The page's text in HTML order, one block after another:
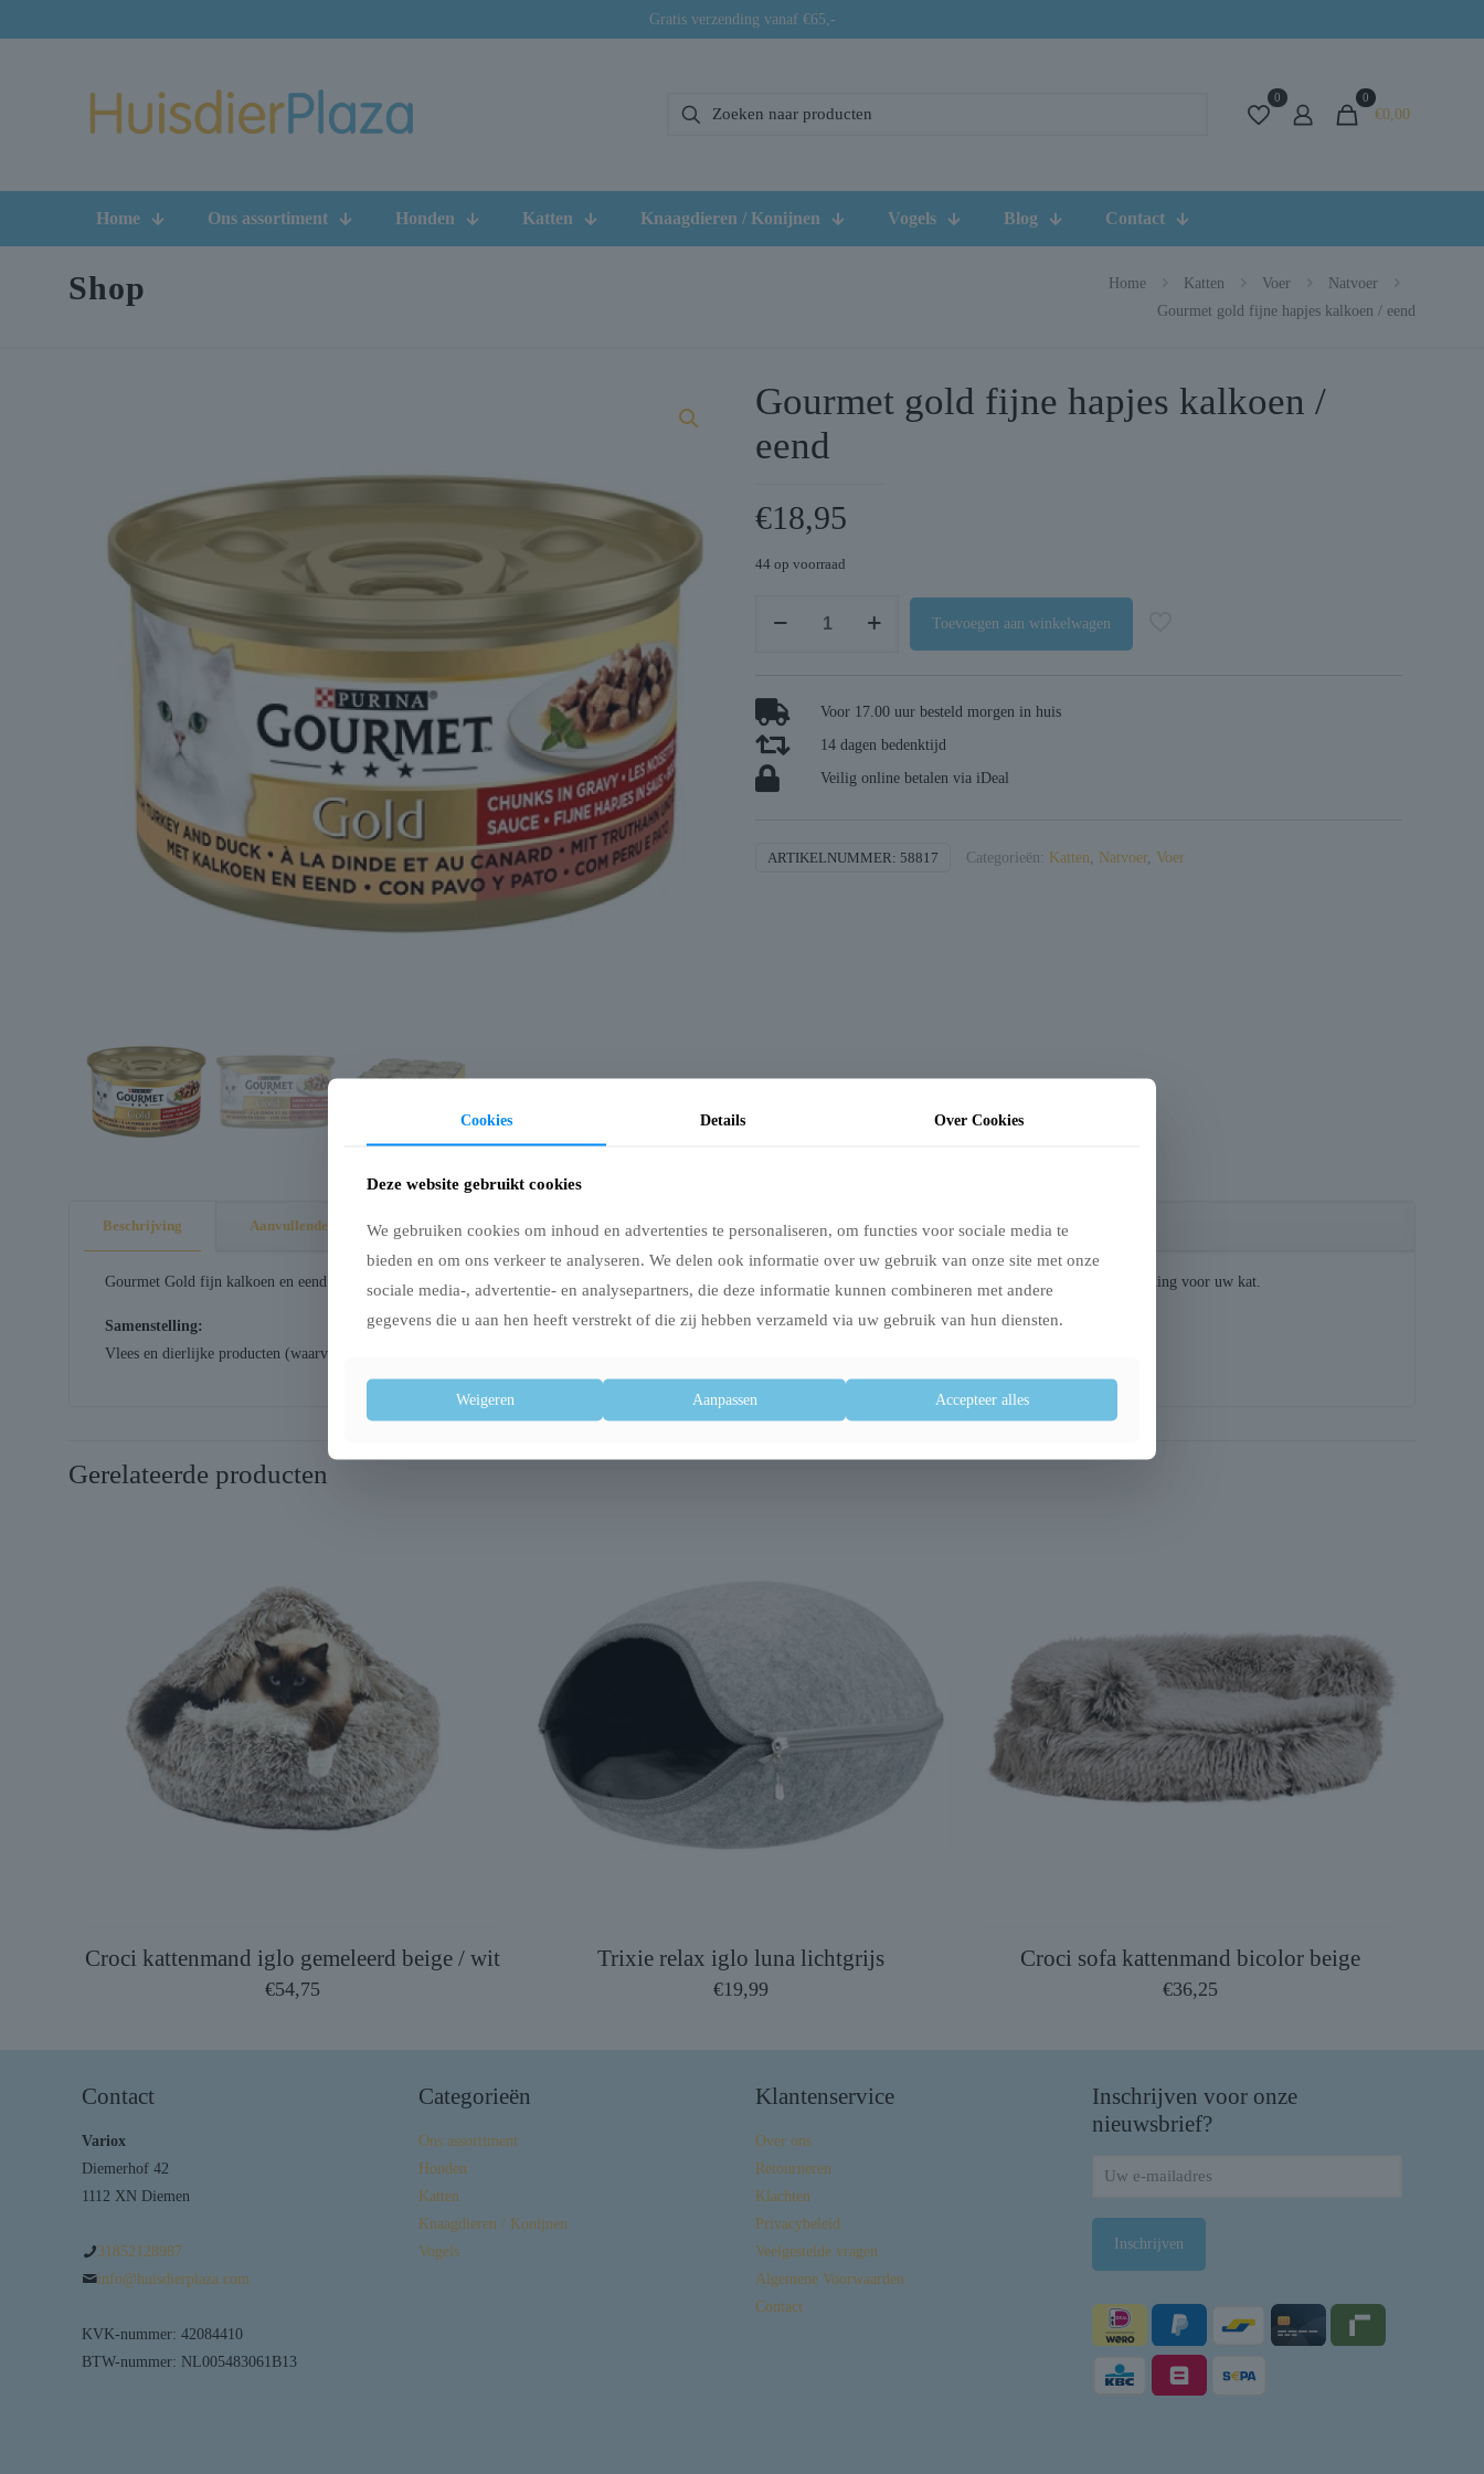
Gratis verzending vanaf €65,-
0 0
€0,00
Home Ons assortiment Honden Katten Knaagdieren / Konijnen Vogels Blog Contact
Shop Home Katten Voer
Natvoer
Gourmet gold fijne hapjes kalkoen / eend
Gourmet gold fijne hapjes kalkoen /
eend
€18,95
44 op voorraad
kalkoen
/
eend
Toevoegen aan winkelwagen
Voor 17.00 uur besteld morgen in huis
14 dagen bedenktijd
Veilig online betalen via iDeal
ARTIKELNUMMER: 58817 Categorieën: Katten Natvoer, Voer
Beschrijving Aanvullende informatie
Gourmet Gold fijn kalkoen en eend is het vertrouwde recept voor uw kat verpakt in een goudkleurig blikje van 85 gram. Gourmet gold is een delicate en complete voeding voor uw kat.
Samenstelling:
Vlees en dierlijke producten (waarvan min. 4% kalkoen, 4% eend), granen, mineralen, suiker.
Gerelateerde producten
Croci kattenmand iglo gemeleerd beige / wit
€54,75
Trixie relax iglo luna lichtgrijs
€19,99
Croci sofa kattenmand bicolor beige
€36,25
Contact
Variox
Diemerhof 42
1112 XN Diemen
31852128987
info@huisdierplaza.com
KVK-nummer: 42084410
BTW-nummer: NL005483061B13
Categorieën
Ons assortiment
Honden
Katten
Knaagdieren / Konijnen
Vogels
Klantenservice
Over ons
Retourneren
Klachten
Privacybeleid
Veelgestelde vragen
Algemene Voorwaarden
Contact
Inschrijven voor onze
nieuwsbrief?
Cookies Details Over Cookies
Deze website gebruikt cookies
We gebruiken cookies om inhoud en advertenties te personaliseren, om functies voor sociale media te
bieden en om ons verkeer te analyseren. We delen ook informatie over uw gebruik van onze site met onze
sociale media-, advertentie- en analysepartners, die deze informatie kunnen combineren met andere
gegevens die u aan hen heeft verstrekt of die zij hebben verzameld via uw gebruik van hun diensten.
Weigeren Aanpassen Accepteer alles